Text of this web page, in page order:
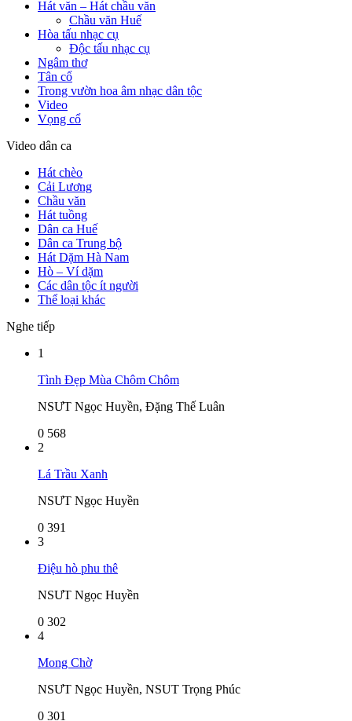
Hát văn – Hát chầu văn
Chầu văn Huế
Hòa tấu nhạc cụ
Độc tấu nhạc cụ
Ngâm thơ
Tân cổ
Trong vườn hoa âm nhạc dân tộc
Video
Vọng cổ
Video dân ca
Hát chèo
Cải Lương
Chầu văn
Hát tuồng
Dân ca Huế
Dân ca Trung bộ
Hát Dặm Hà Nam
Hò – Ví dặm
Các dân tộc ít người
Thể loại khác
Nghe tiếp
1
Tình Đẹp Mùa Chôm Chôm
NSƯT Ngọc Huyền, Đặng Thế Luân
0 568
2
Lá Trầu Xanh
NSƯT Ngọc Huyền
0 391
3
Điệu hò phu thê
NSƯT Ngọc Huyền
0 302
4
Mong Chờ
NSƯT Ngọc Huyền, NSUT Trọng Phúc
0 301